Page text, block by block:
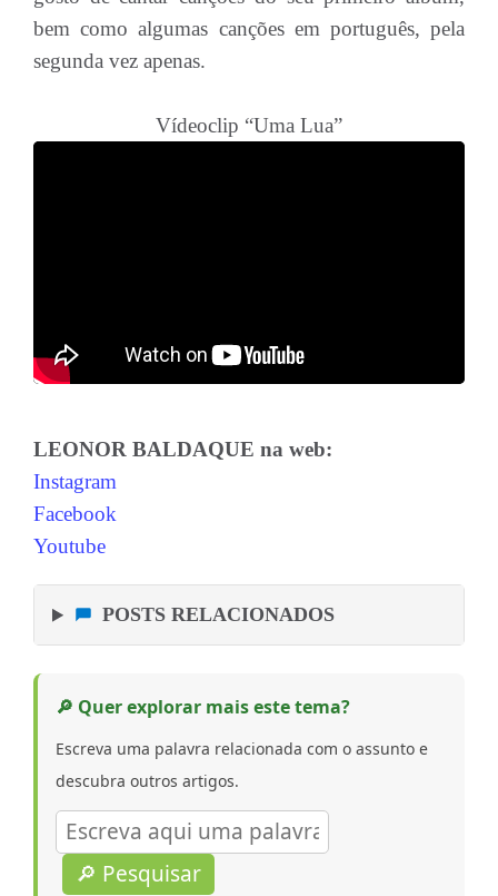
bem como algumas canções em português, pela
segunda vez apenas.
Vídeoclip “Uma Lua”
LEONOR BALDAQUE na web:
Instagram
Facebook
Youtube
POSTS RELACIONADOS
🔎 Quer explorar mais este tema?
Escreva uma palavra relacionada com o assunto e
descubra outros artigos.
🔎 Pesquisar